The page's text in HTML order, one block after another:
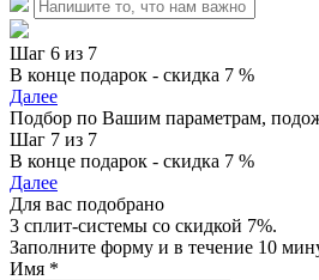
Шаг 6 из 7
В конце подарок - скидка 7 %
Далее
Подбор по Вашим параметрам,
Шаг 7 из 7
В конце подарок - скидка 7 %
Далее
Для вас подобрано
3 сплит-системы со скидкой 7%.
Заполните форму и в течение 10
Имя *